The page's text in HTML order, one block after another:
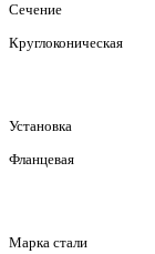
Сечение
Круглоконическая
Установка
Фланцевая
Марка стали